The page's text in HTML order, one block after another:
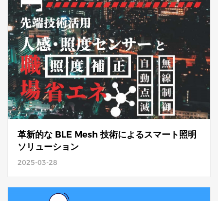
革新的な BLE Mesh 技術によるスマート照明
ソリューション
2025-03-28